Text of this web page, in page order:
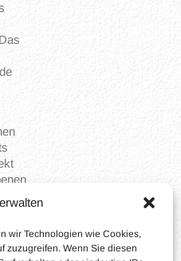
wir Technologien wie Cookies,
zuzugreifen. Wenn Sie diesen